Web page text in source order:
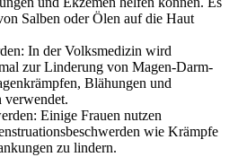
Salben oder Ölen auf die Haut
In der Volksmedizin wird
zur Linderung von Magen-Darm-
Blähungen und
verwendet.
Einige Frauen nutzen
wie Krämpfe
zu lindern.